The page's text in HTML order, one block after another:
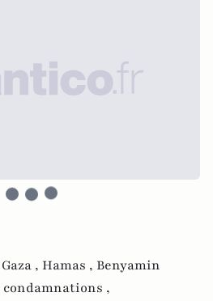
Gaza , Hamas , Benyamin
condamnations ,